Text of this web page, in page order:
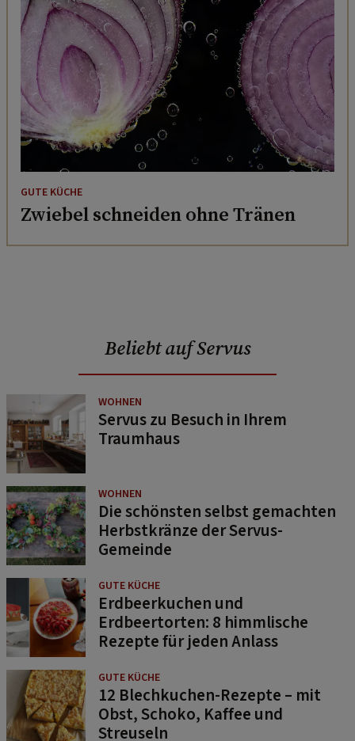
GUTE KÜCHE
Zwiebel schneiden ohne Tränen
Beliebt auf Servus
WOHNEN
Servus zu Besuch in Ihrem
Traumhaus
WOHNEN
Die schönsten selbst gemachten
Herbstkränze der Servus-
Gemeinde
GUTE KÜCHE
Erdbeerkuchen und
Erdbeertorten: 8 himmlische
Rezepte für jeden Anlass
GUTE KÜCHE
12 Blechkuchen-Rezepte – mit
Obst, Schoko, Kaffee und
Streuseln